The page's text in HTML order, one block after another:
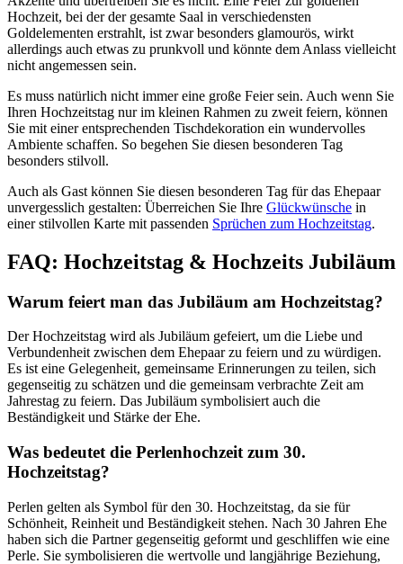
Hochzeit, bei der der gesamte Saal in verschiedensten
Goldelementen erstrahlt, ist zwar besonders glamourös, wirkt
allerdings auch etwas zu prunkvoll und könnte dem Anlass vielleicht
nicht angemessen sein.
Es muss natürlich nicht immer eine große Feier sein. Auch wenn Sie
Ihren Hochzeitstag nur im kleinen Rahmen zu zweit feiern, können
Sie mit einer entsprechenden Tischdekoration ein wundervolles
Ambiente schaffen. So begehen Sie diesen besonderen Tag
besonders stilvoll.
Auch als Gast können Sie diesen besonderen Tag für das Ehepaar
unvergesslich gestalten: Überreichen Sie Ihre Glückwünsche in
einer stilvollen Karte mit passenden Sprüchen zum Hochzeitstag.
FAQ: Hochzeitstag & Hochzeits Jubiläum
Warum feiert man das Jubiläum am Hochzeitstag?
Der Hochzeitstag wird als Jubiläum gefeiert, um die Liebe und
Verbundenheit zwischen dem Ehepaar zu feiern und zu würdigen.
Es ist eine Gelegenheit, gemeinsame Erinnerungen zu teilen, sich
gegenseitig zu schätzen und die gemeinsam verbrachte Zeit am
Jahrestag zu feiern. Das Jubiläum symbolisiert auch die
Beständigkeit und Stärke der Ehe.
Was bedeutet die Perlenhochzeit zum 30.
Hochzeitstag?
Perlen gelten als Symbol für den 30. Hochzeitstag, da sie für
Schönheit, Reinheit und Beständigkeit stehen. Nach 30 Jahren Ehe
haben sich die Partner gegenseitig geformt und geschliffen wie eine
Perle. Sie symbolisieren die wertvolle und langjährige Beziehung,